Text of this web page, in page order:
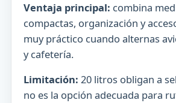
Ventaja principal: combina
compactas, organización y
muy práctico cuando alternas
y cafetería.
Limitación: 20 litros obligan a
no es la opción adecuada para